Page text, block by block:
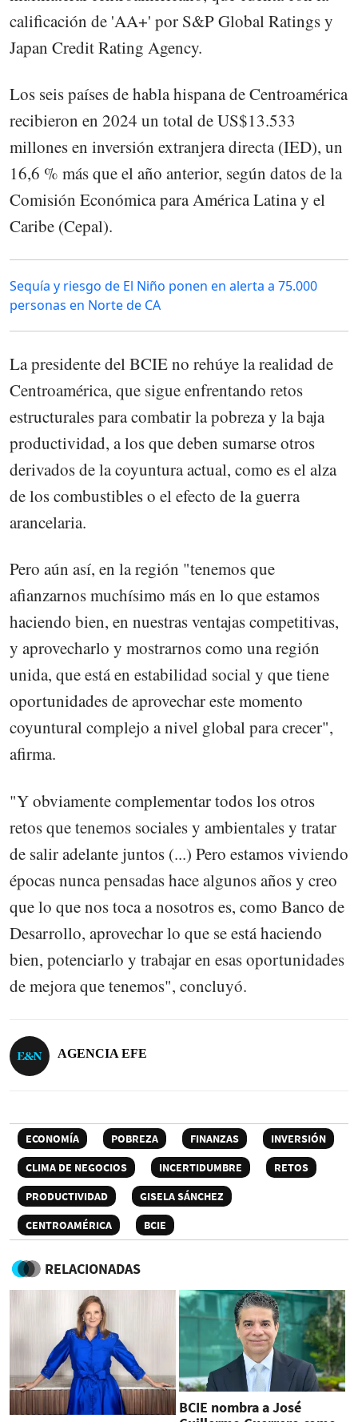
calificación de 'AA+' por S&P Global Ratings y
Japan Credit Rating Agency.
Los seis países de habla hispana de Centroamérica
recibieron en 2024 un total de US$13.533
millones en inversión extranjera directa (IED), un
16,6 % más que el año anterior, según datos de la
Comisión Económica para América Latina y el
Caribe (Cepal).
Sequía y riesgo de El Niño ponen en alerta a 75.000
personas en Norte de CA
La presidente del BCIE no rehúye la realidad de
Centroamérica, que sigue enfrentando retos
estructurales para combatir la pobreza y la baja
productividad, a los que deben sumarse otros
derivados de la coyuntura actual, como es el alza
de los combustibles o el efecto de la guerra
arancelaria.
Pero aún así, en la región "tenemos que
afianzarnos muchísimo más en lo que estamos
haciendo bien, en nuestras ventajas competitivas,
y aprovecharlo y mostrarnos como una región
unida, que está en estabilidad social y que tiene
oportunidades de aprovechar este momento
coyuntural complejo a nivel global para crecer",
afirma.
"Y obviamente complementar todos los otros
retos que tenemos sociales y ambientales y tratar
de salir adelante juntos (...) Pero estamos viviendo
épocas nunca pensadas hace algunos años y creo
que lo que nos toca a nosotros es, como Banco de
Desarrollo, aprovechar lo que se está haciendo
bien, potenciarlo y trabajar en esas oportunidades
de mejora que tenemos", concluyó.
AGENCIA EFE
ECONOMÍA POBREZA FINANZAS
INVERSIÓN
CLIMA DE NEGOCIOS
INCERTIDUMBRE
RETOS
PRODUCTIVIDAD
GISELA SÁNCHEZ
CENTROAMÉRICA
BCIE
RELACIONADAS
BCIE nombra a José